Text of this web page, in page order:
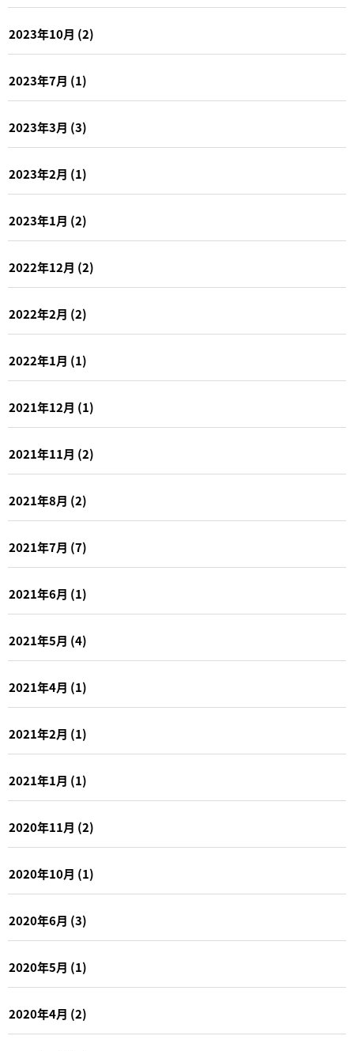
2023年10月 (2)
2023年7月 (1)
2023年3月 (3)
2023年2月 (1)
2023年1月 (2)
2022年12月 (2)
2022年2月 (2)
2022年1月 (1)
2021年12月 (1)
2021年11月 (2)
2021年8月 (2)
2021年7月 (7)
2021年6月 (1)
2021年5月 (4)
2021年4月 (1)
2021年2月 (1)
2021年1月 (1)
2020年11月 (2)
2020年10月 (1)
2020年6月 (3)
2020年5月 (1)
2020年4月 (2)